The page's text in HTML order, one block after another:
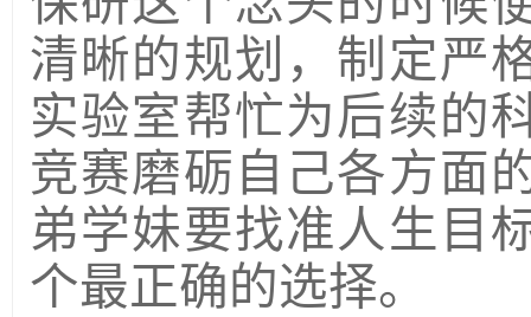
清晰的规划，制定严
实验室帮忙为后续的
竞赛磨砺自己各方面
弟学妹要找准人生目
个最正确的选择。